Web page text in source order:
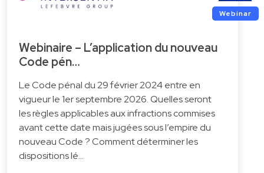
Webinar
Webinaire – L’application du nouveau
Code pén…
Le Code pénal du 29 février 2024 entre en
vigueur le 1er septembre 2026. Quelles seront
les règles applicables aux infractions commises
avant cette date mais jugées sous l’empire du
nouveau Code ? Comment déterminer les
dispositions lé…